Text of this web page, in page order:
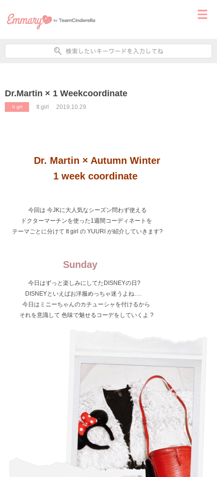
Dr.Martin × 1 Weekcoordinate
It girl It girl 2019.10.29
Dr. Martin × Autumn Winter
1 week coordinate
今回は 今JKに大人気なシーズン問わず使える
ドクターマーチンを使った1週間コーディネートを
テーマごとに分けて It girl の YUURI が紹介していきます?
Sunday
今日はずっと楽しみにしてたDISNEYの日?
DISNEYといえばお洋服めっちゃ迷うよね….
今日はミニーちゃんのカチューシャを付けるから
それを意識して 色味で魅せるコーデをしていくよ ?